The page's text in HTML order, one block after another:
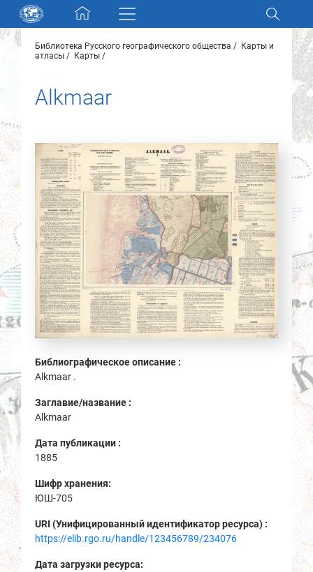
Skip navigation
Разделы и коллекции
Электронный каталог
Новости
О нас
Контакты
Партнеры
Найти
Библиотека Русского географического общества
Карты и
атласы
Карты
Alkmaar
Библиографическое описание :
Alkmaar .
Заглавие/название :
Alkmaar
Дата публикации :
1885
Шифр хранения:
ЮШ-705
URI (Унифицированный идентификатор ресурса) :
https://elib.rgo.ru/handle/123456789/234076
Дата загрузки ресурса: